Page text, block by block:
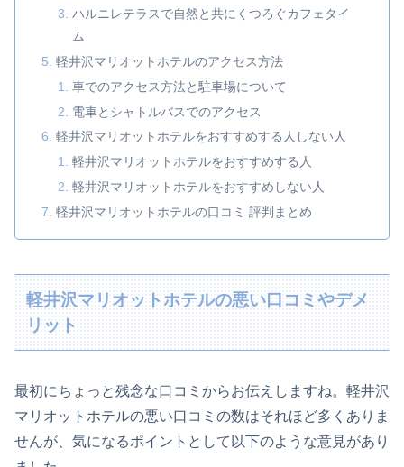
ハルニレテラスで自然と共にくつろぐカフェタイ
ム
軽井沢マリオットホテルのアクセス方法
車でのアクセス方法と駐車場について
電車とシャトルバスでのアクセス
軽井沢マリオットホテルをおすすめする人しない人
軽井沢マリオットホテルをおすすめする人
軽井沢マリオットホテルをおすすめしない人
軽井沢マリオットホテルの口コミ 評判まとめ
軽井沢マリオットホテルの悪い口コミやデメ
リット
最初にちょっと残念な口コミからお伝えしますね。軽井沢
マリオットホテルの悪い口コミの数はそれほど多くありま
せんが、気になるポイントとして以下のような意見があり